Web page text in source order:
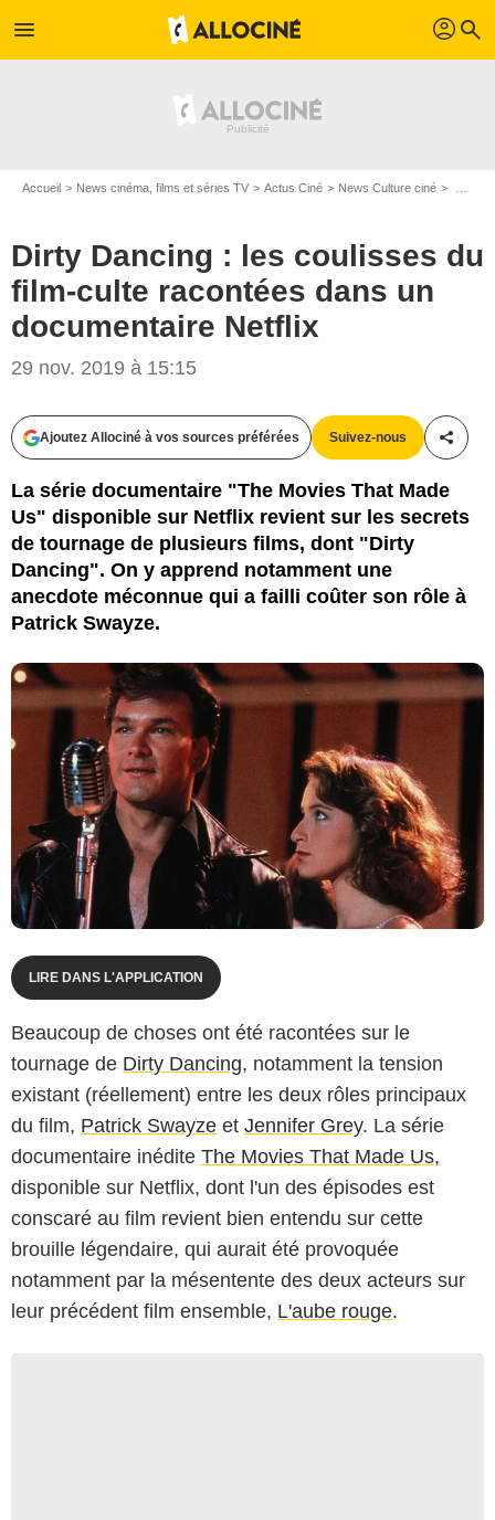
menu profil search
Accueil News cinéma, films et séries TV Actus Ciné News Culture ciné
Dirty Dancing : les coulisses du
film-culte racontées dans un
documentaire Netflix
29 nov. 2019 à 15:15
Ajoutez Allociné à vos sources préférées Suivez-nous
La série documentaire "The Movies That Made
Us" disponible sur Netflix revient sur les secrets
de tournage de plusieurs films, dont "Dirty
Dancing". On y apprend notamment une
anecdote méconnue qui a failli coûter son rôle à
Patrick Swayze.
LIRE DANS L'APPLICATION
Beaucoup de choses ont été racontées sur le
tournage de Dirty Dancing, notamment la tension
existant (réellement) entre les deux rôles principaux
du film, Patrick Swayze et Jennifer Grey. La série
documentaire inédite The Movies That Made Us,
disponible sur Netflix, dont l'un des épisodes est
conscaré au film revient bien entendu sur cette
brouille légendaire, qui aurait été provoquée
notamment par la mésentente des deux acteurs sur
leur précédent film ensemble, L'aube rouge.